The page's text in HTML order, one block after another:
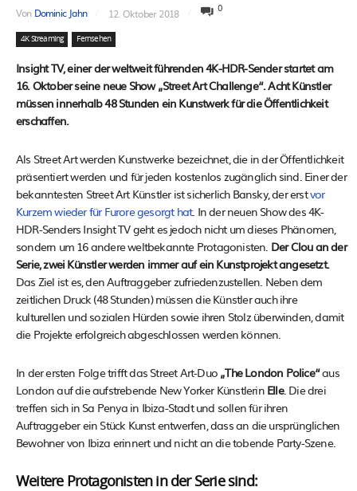
Von Dominic Jahn 12. Oktober 2018 0
4K Streaming Fernsehen
Insight TV, einer der weltweit führenden 4K-HDR-Sender startet am
16. Oktober seine neue Show „Street Art Challenge“. Acht Künstler
müssen innerhalb 48 Stunden ein Kunstwerk für die Öffentlichkeit
erschaffen.
Als Street Art werden Kunstwerke bezeichnet, die in der Öffentlichkeit
präsentiert werden und für jeden kostenlos zugänglich sind. Einer der
bekanntesten Street Art Künstler ist sicherlich Bansky, der erstvor
Kurzem wieder für Furore gesorgt hat. In der neuen Show des 4K-
HDR-Senders Insight TV geht es jedoch nicht um dieses Phänomen,
sondern um 16 andere weltbekannte Protagonisten. Der Clou an der
Serie, zwei Künstler werden immer auf ein Kunstprojekt angesetzt.
Das Ziel ist es, den Auftraggeber zufriedenzustellen. Neben dem
zeitlichen Druck (48 Stunden) müssen die Künstler auch ihre
kulturellen und sozialen Hürden sowie ihren Stolz überwinden, damit
die Projekte erfolgreich abgeschlossen werden können.
In der ersten Folge trifft das Street Art-Duo „The London Police“aus
London auf die aufstrebende New Yorker Künstlerin Elle. Die drei
treffen sich in Sa Penya in Ibiza-Stadt und sollen für ihren
Auftraggeber ein Stück Kunst entwerfen, dass an die ursprünglichen
Bewohner von Ibiza erinnert und nicht an die tobende Party-Szene.
Weitere Protagonisten in der Serie sind: